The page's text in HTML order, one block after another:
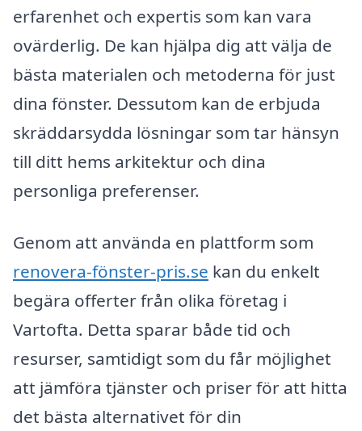
erfarenhet och expertis som kan vara
ovärderlig. De kan hjälpa dig att välja de
bästa materialen och metoderna för just
dina fönster. Dessutom kan de erbjuda
skräddarsydda lösningar som tar hänsyn
till ditt hems arkitektur och dina
personliga preferenser.
Genom att använda en plattform som
renovera-fönster-pris.se kan du enkelt
begära offerter från olika företag i
Vartofta. Detta sparar både tid och
resurser, samtidigt som du får möjlighet
att jämföra tjänster och priser för att hitta
det bästa alternativet för din